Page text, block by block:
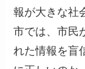
報が大きな社
市では、市民
れた情報を盲